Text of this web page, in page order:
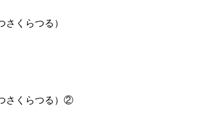
くらつる）
さくらつる）②